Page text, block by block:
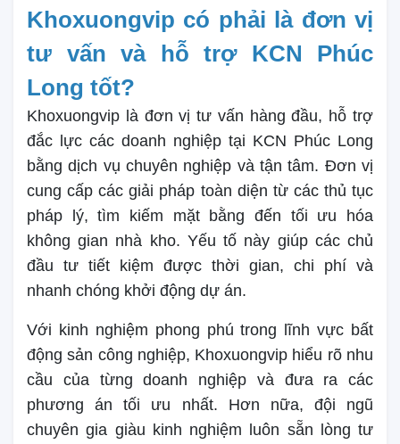
Khoxuongvip có phải là đơn vị
tư vấn và hỗ trợ KCN Phúc
Long tốt?
Khoxuongvip là đơn vị tư vấn hàng đầu, hỗ trợ
đắc lực các doanh nghiệp tại KCN Phúc Long
bằng dịch vụ chuyên nghiệp và tận tâm. Đơn vị
cung cấp các giải pháp toàn diện từ các thủ tục
pháp lý, tìm kiếm mặt bằng đến tối ưu hóa
không gian nhà kho. Yếu tố này giúp các chủ
đầu tư tiết kiệm được thời gian, chi phí và
nhanh chóng khởi động dự án.
Với kinh nghiệm phong phú trong lĩnh vực bất
động sản công nghiệp, Khoxuongvip hiểu rõ nhu
cầu của từng doanh nghiệp và đưa ra các
phương án tối ưu nhất. Hơn nữa, đội ngũ
chuyên gia giàu kinh nghiệm luôn sẵn lòng tư